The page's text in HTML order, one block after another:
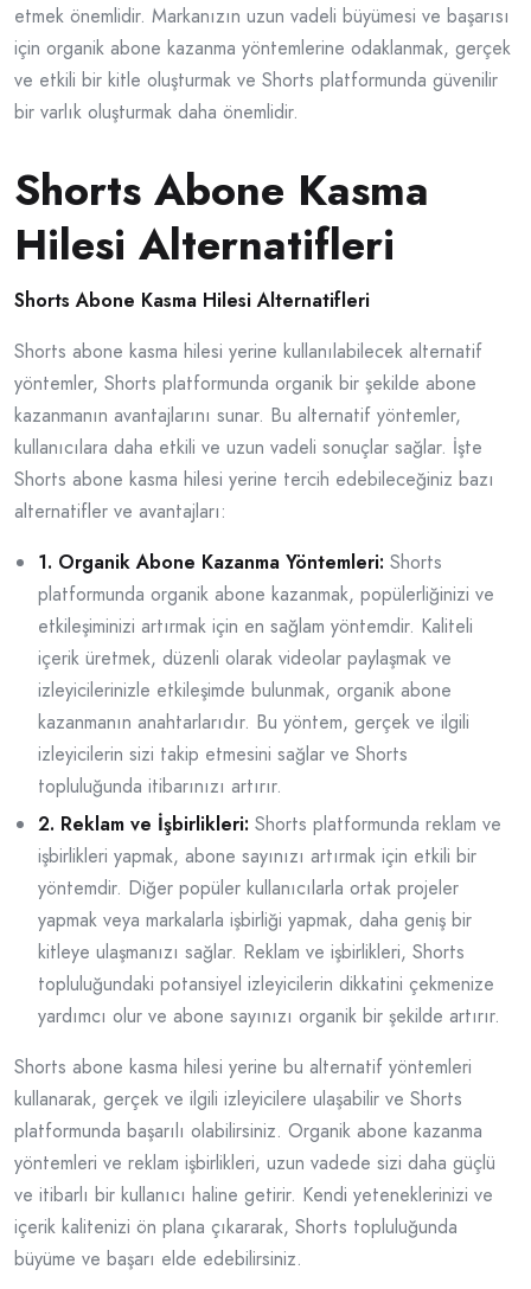
etmek önemlidir. Markanızın uzun vadeli büyümesi ve başarısı
için organik abone kazanma yöntemlerine odaklanmak, gerçek
ve etkili bir kitle oluşturmak ve Shorts platformunda güvenilir
bir varlık oluşturmak daha önemlidir.
Shorts Abone Kasma
Hilesi Alternatifleri
Shorts Abone Kasma Hilesi Alternatifleri
Shorts abone kasma hilesi yerine kullanılabilecek alternatif
yöntemler, Shorts platformunda organik bir şekilde abone
kazanmanın avantajlarını sunar. Bu alternatif yöntemler,
kullanıcılara daha etkili ve uzun vadeli sonuçlar sağlar. İşte
Shorts abone kasma hilesi yerine tercih edebileceğiniz bazı
alternatifler ve avantajları:
1. Organik Abone Kazanma Yöntemleri: Shorts
platformunda organik abone kazanmak, popülerliğinizi ve
etkileşiminizi artırmak için en sağlam yöntemdir. Kaliteli
içerik üretmek, düzenli olarak videolar paylaşmak ve
izleyicilerinizle etkileşimde bulunmak, organik abone
kazanmanın anahtarlarıdır. Bu yöntem, gerçek ve ilgili
izleyicilerin sizi takip etmesini sağlar ve Shorts
topluluğunda itibarınızı artırır.
2. Reklam ve İşbirlikleri: Shorts platformunda reklam ve
işbirlikleri yapmak, abone sayınızı artırmak için etkili bir
yöntemdir. Diğer popüler kullanıcılarla ortak projeler
yapmak veya markalarla işbirliği yapmak, daha geniş bir
kitleye ulaşmanızı sağlar. Reklam ve işbirlikleri, Shorts
topluluğundaki potansiyel izleyicilerin dikkatini çekmenize
yardımcı olur ve abone sayınızı organik bir şekilde artırır.
Shorts abone kasma hilesi yerine bu alternatif yöntemleri
kullanarak, gerçek ve ilgili izleyicilere ulaşabilir ve Shorts
platformunda başarılı olabilirsiniz. Organik abone kazanma
yöntemleri ve reklam işbirlikleri, uzun vadede sizi daha güçlü
ve itibarlı bir kullanıcı haline getirir. Kendi yeteneklerinizi ve
içerik kalitenizi ön plana çıkararak, Shorts topluluğunda
büyüme ve başarı elde edebilirsiniz.